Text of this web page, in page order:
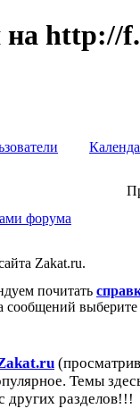
на http://
форума
Zakat.ru.
почитать
сообщений выберите
Темы
других разделов!!!